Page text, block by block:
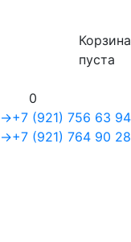
Корзина
пуста
0
+7 (921) 756 63 94
+7 (921) 764 90 28
→
→